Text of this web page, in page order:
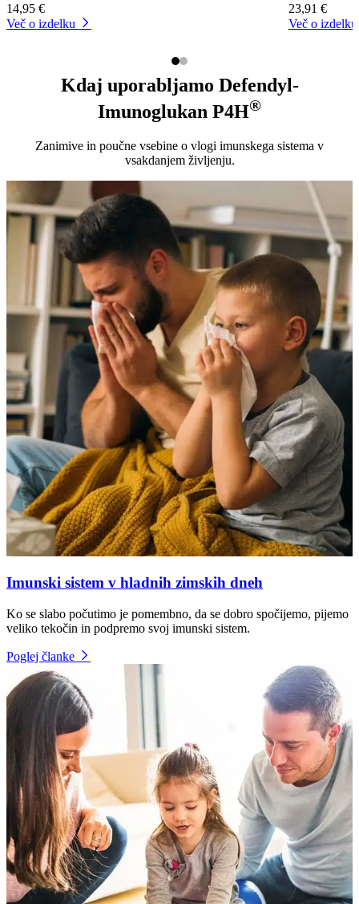
14,95 €
Več o izdelku
23,91 €
Več o izdelku
Kdaj uporabljamo Defendyl-
Imunoglukan P4H®
Zanimive in poučne vsebine o vlogi imunskega sistema v
vsakdanjem življenju.
Imunski sistem v hladnih zimskih dneh
Ko se slabo počutimo je pomembno, da se dobro spočijemo, pijemo
veliko tekočin in podpremo svoj imunski sistem.
Poglej članke